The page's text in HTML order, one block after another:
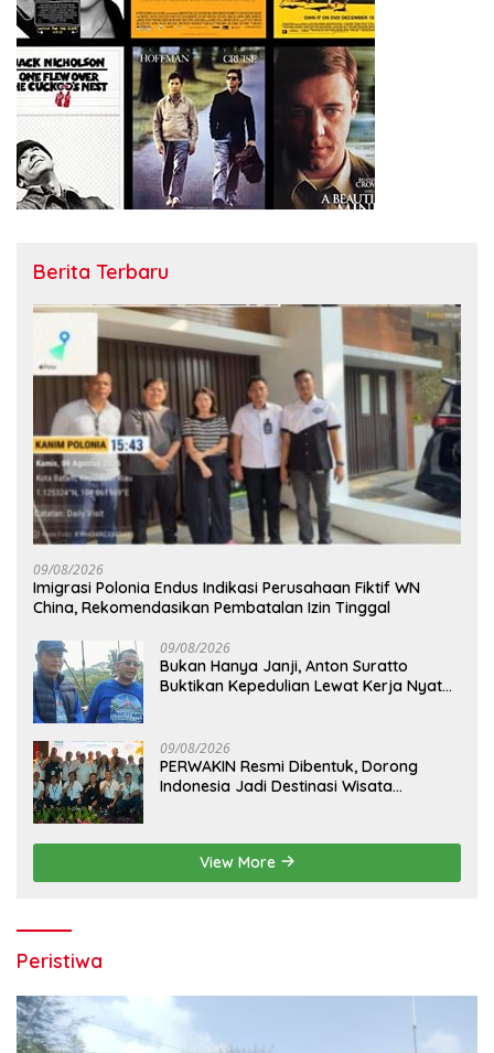
Berita Terbaru
09/08/2026
Imigrasi Polonia Endus Indikasi Perusahaan Fiktif WN
China, Rekomendasikan Pembatalan Izin Tinggal
09/08/2026
Bukan Hanya Janji, Anton Suratto
Buktikan Kepedulian Lewat Kerja Nyata
09/08/2026
PERWAKIN Resmi Dibentuk, Dorong
Indonesia Jadi Destinasi Wisata
View More
Peristiwa